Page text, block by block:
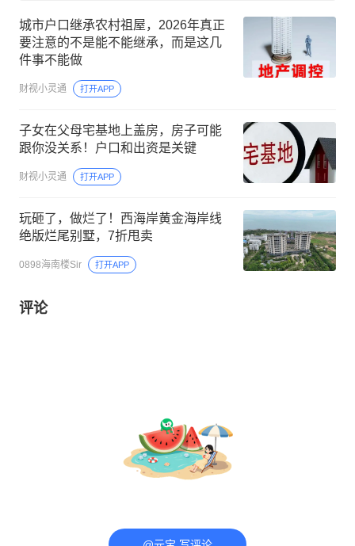
城市户口继承农村祖屋，2026年真正
要注意的不是能不能继承，而是这几
件事不能做
财视小灵通 打开APP
子女在父母宅基地上盖房，房子可能
跟你没关系！户口和出资是关键
财视小灵通 打开APP
玩砸了，做烂了！西海岸黄金海岸线
绝版烂尾别墅，7折甩卖
0898海南楼Sir 打开APP
评论